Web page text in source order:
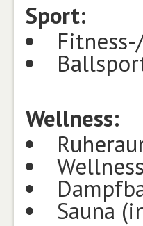
Sport:
Wellness:
Sauna